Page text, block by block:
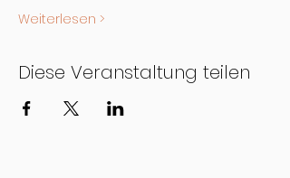
Weiterlesen >
Diese Veranstaltung teilen